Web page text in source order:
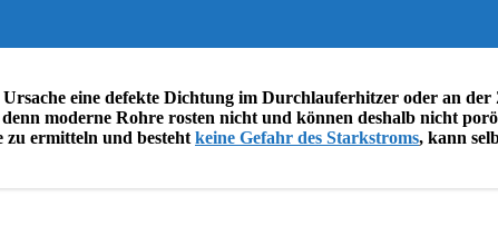
eine defekte Dichtung im Durchlauferhitzer oder an der
moderne Rohre rosten nicht und können deshalb nicht
ermitteln und besteht keine Gefahr des Starkstroms, kann